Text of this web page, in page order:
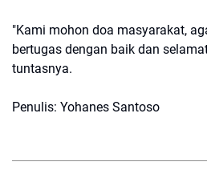
"Kami mohon doa masyarakat,
bertugas dengan baik dan
tuntasnya.
Penulis: Yohanes Santoso